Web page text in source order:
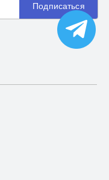
Подписаться